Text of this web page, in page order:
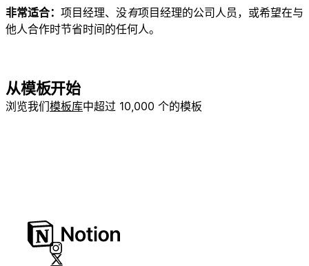
非常适合： 项目经理、没有项目经理的公司人员，或希望在与
他人合作时节省时间的任何人。
从模板开始
浏览我们模板库中超过 10,000 个的模板